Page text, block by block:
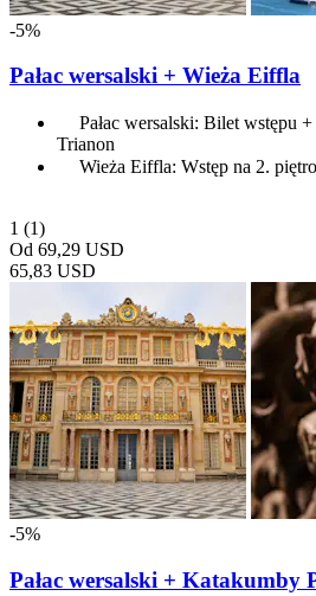
-5%
Pałac wersalski + Wieża Eiffla
Pałac wersalski: Bilet wstępu
Trianon
Wieża Eiffla: Wstęp na 2.
1 (1)
Od 69,29 USD
65,83 USD
-5%
Pałac wersalski + Katakumby